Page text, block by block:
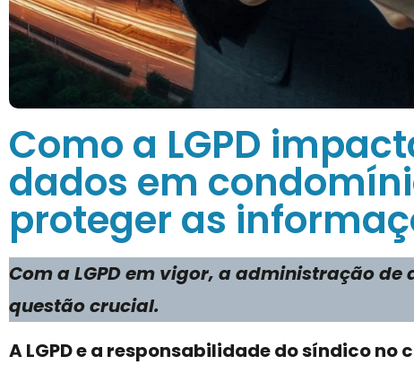
Como a LGPD
dados em
proteger as
Com a LGPD em vigor, a administração
questão crucial.
A LGPD e a responsabilidade do síndico no